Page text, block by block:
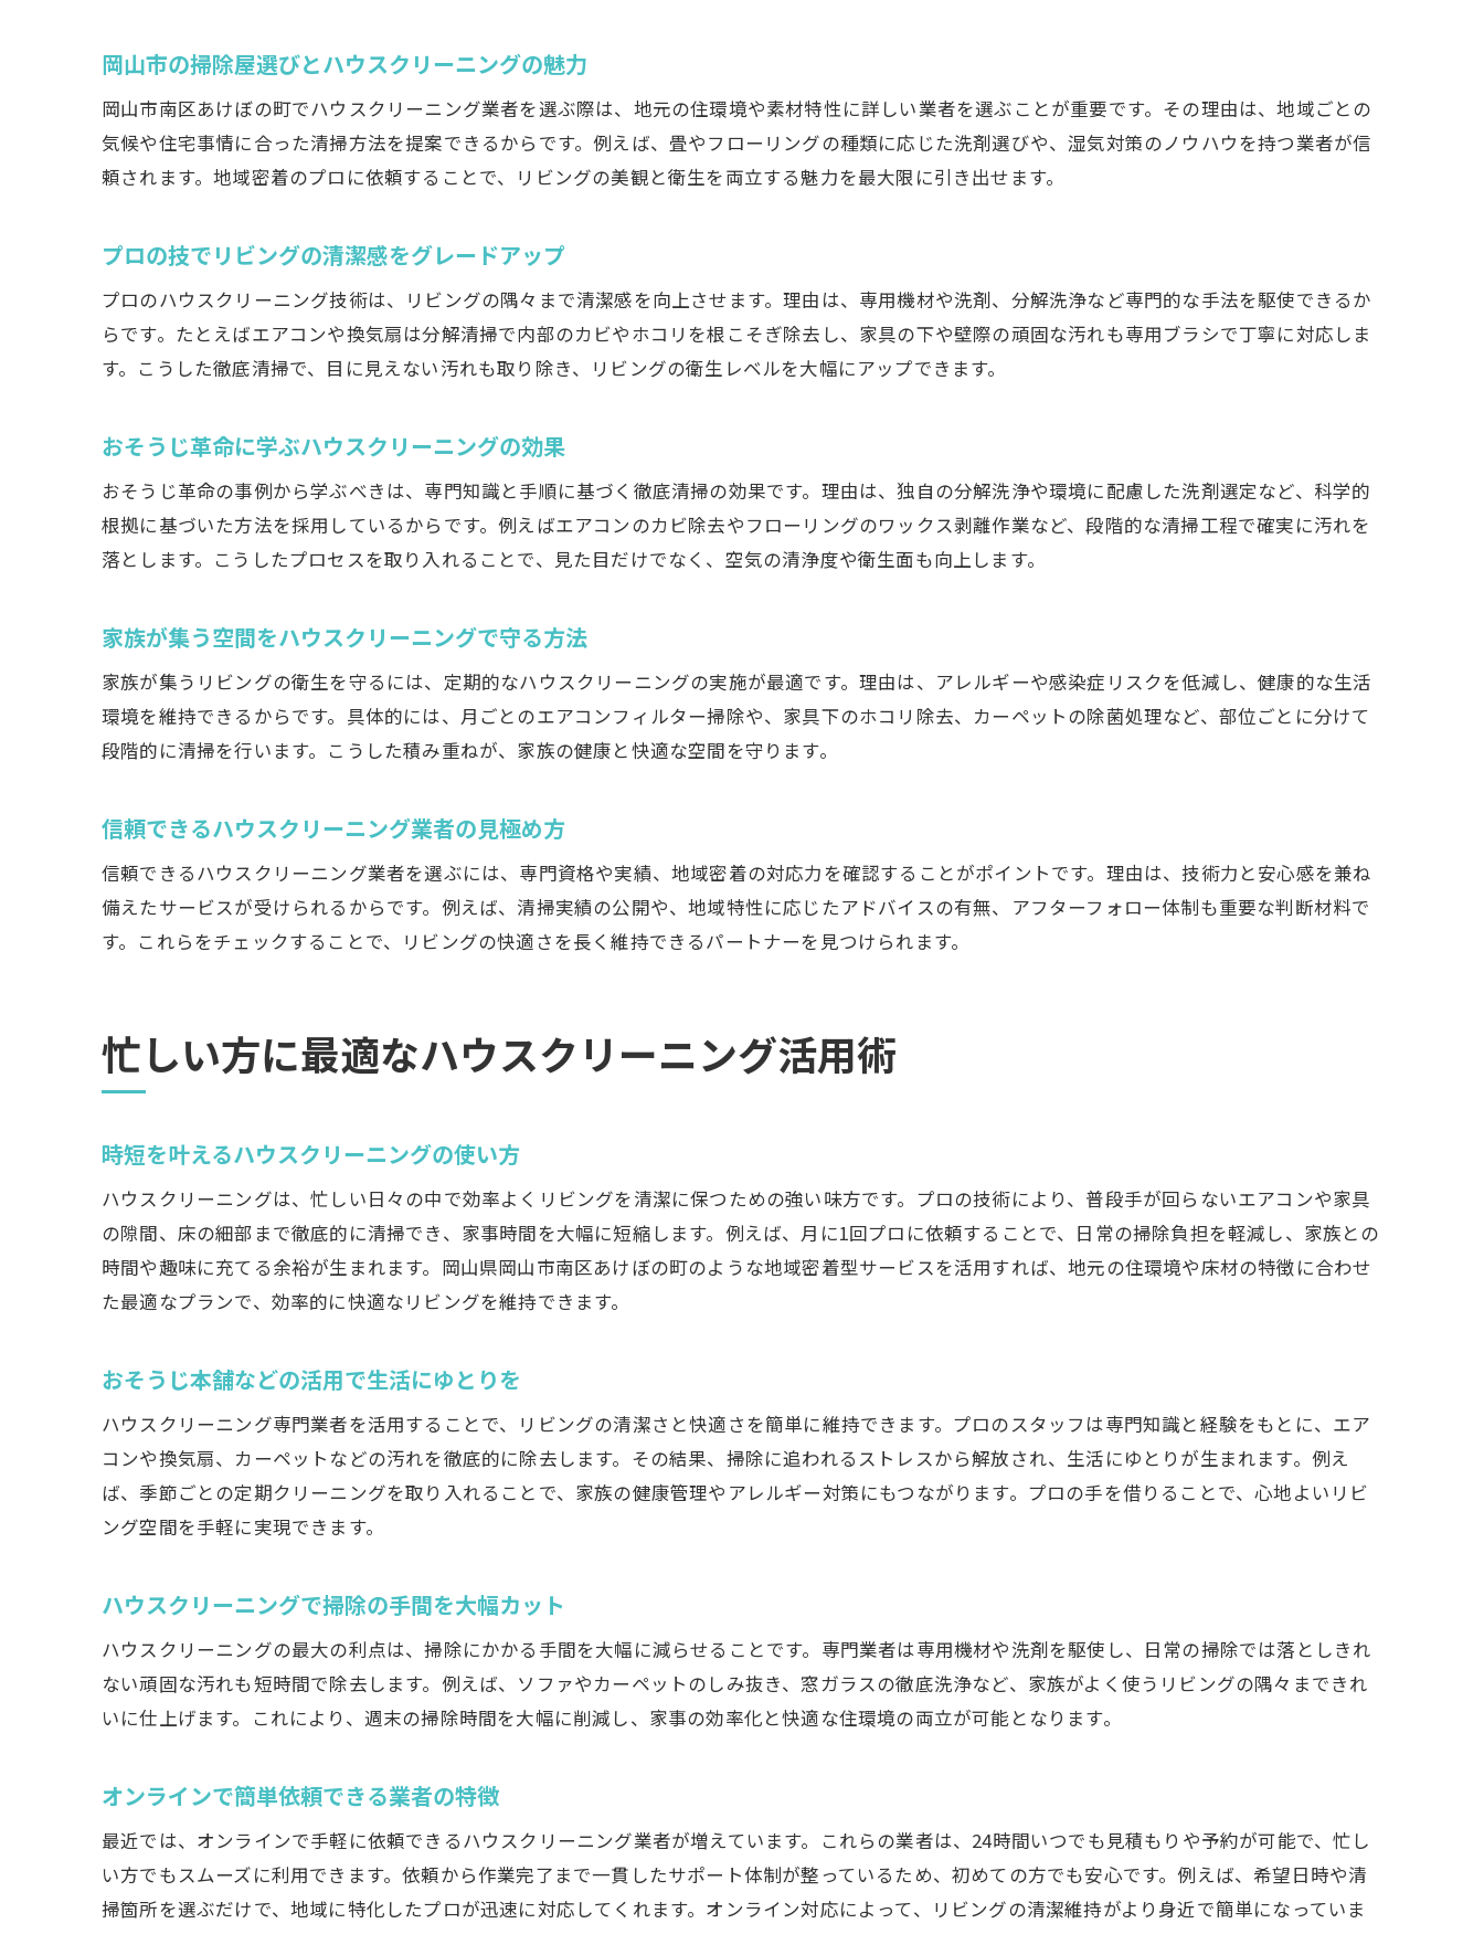
プロによる徹底清掃で家族が快適な空間へ
ハウスクリーニングで見落としがちな汚れ対策
サニクリーンの技術で清潔なリビングを実現
家具移動や細部まで行き届く掃除が魅力
徹底清掃がもたらす空気の質向上効果
ハウスクリーニングなら掃除ストレスも解消
掃除の負担を減らすハウスクリーニング活用法
まるごとプランでリビングが生まれ変わる理由
おそうじ革命のサービスでラク家事実現
プロの手で難しい部分もすっきり解消
ハウスクリーニングの専門技術が光る瞬間
業務用エアコンクリーニングで空気も爽やかに
プロが教えるリビング徹底清掃のコツ
細部まで磨き上げるハウスクリーニングの魅力
エアコンや換気扇も安心のプロ清掃体験
エアコンクリーニングで快適な空気環境を維持
換気扇の徹底清掃でリビングも清潔長持ち
ハウスクリーニングでアレルギー対策も万全
アレルギー予防に役立つハウスクリーニング
子育て家庭が選ぶ安心クリーニングサービス
エコ洗浄や抗菌仕上げで子どもも安心
快適な暮らしを支えるハウスクリーニングの魅力
ハウスクリーニングで実感する暮らしの変化
快適リビングを長持ちさせるプロのサポート
プロによる定期的な清掃がもたらす安心感
岡山市の掃除屋選びとハウスクリーニングの魅力
岡山市南区あけぼの町でハウスクリーニング業者を選ぶ際は、地元の住環境や素材特性に詳しい業者を選ぶことが重要です。その理由は、地域ごとの
気候や住宅事情に合った清掃方法を提案できるからです。例えば、畳やフローリングの種類に応じた洗剤選びや、湿気対策のノウハウを持つ業者が信
頼されます。地域密着のプロに依頼することで、リビングの美観と衛生を両立する魅力を最大限に引き出せます。
プロの技でリビングの清潔感をグレードアップ
プロのハウスクリーニング技術は、リビングの隅々まで清潔感を向上させます。理由は、専用機材や洗剤、分解洗浄など専門的な手法を駆使できるか
らです。たとえばエアコンや換気扇は分解清掃で内部のカビやホコリを根こそぎ除去し、家具の下や壁際の頑固な汚れも専用ブラシで丁寧に対応しま
す。こうした徹底清掃で、目に見えない汚れも取り除き、リビングの衛生レベルを大幅にアップできます。
おそうじ革命に学ぶハウスクリーニングの効果
おそうじ革命の事例から学ぶべきは、専門知識と手順に基づく徹底清掃の効果です。理由は、独自の分解洗浄や環境に配慮した洗剤選定など、科学的
根拠に基づいた方法を採用しているからです。例えばエアコンのカビ除去やフローリングのワックス剥離作業など、段階的な清掃工程で確実に汚れを
落とします。こうしたプロセスを取り入れることで、見た目だけでなく、空気の清浄度や衛生面も向上します。
家族が集う空間をハウスクリーニングで守る方法
家族が集うリビングの衛生を守るには、定期的なハウスクリーニングの実施が最適です。理由は、アレルギーや感染症リスクを低減し、健康的な生活
環境を維持できるからです。具体的には、月ごとのエアコンフィルター掃除や、家具下のホコリ除去、カーペットの除菌処理など、部位ごとに分けて
段階的に清掃を行います。こうした積み重ねが、家族の健康と快適な空間を守ります。
信頼できるハウスクリーニング業者の見極め方
信頼できるハウスクリーニング業者を選ぶには、専門資格や実績、地域密着の対応力を確認することがポイントです。理由は、技術力と安心感を兼ね
備えたサービスが受けられるからです。例えば、清掃実績の公開や、地域特性に応じたアドバイスの有無、アフターフォロー体制も重要な判断材料で
す。これらをチェックすることで、リビングの快適さを長く維持できるパートナーを見つけられます。
忙しい方に最適なハウスクリーニング活用術
時短を叶えるハウスクリーニングの使い方
ハウスクリーニングは、忙しい日々の中で効率よくリビングを清潔に保つための強い味方です。プロの技術により、普段手が回らないエアコンや家具
の隙間、床の細部まで徹底的に清掃でき、家事時間を大幅に短縮します。例えば、月に1回プロに依頼することで、日常の掃除負担を軽減し、家族との
時間や趣味に充てる余裕が生まれます。岡山県岡山市南区あけぼの町のような地域密着型サービスを活用すれば、地元の住環境や床材の特徴に合わせ
た最適なプランで、効率的に快適なリビングを維持できます。
おそうじ本舗などの活用で生活にゆとりを
ハウスクリーニング専門業者を活用することで、リビングの清潔さと快適さを簡単に維持できます。プロのスタッフは専門知識と経験をもとに、エア
コンや換気扇、カーペットなどの汚れを徹底的に除去します。その結果、掃除に追われるストレスから解放され、生活にゆとりが生まれます。例え
ば、季節ごとの定期クリーニングを取り入れることで、家族の健康管理やアレルギー対策にもつながります。プロの手を借りることで、心地よいリビ
ング空間を手軽に実現できます。
ハウスクリーニングで掃除の手間を大幅カット
ハウスクリーニングの最大の利点は、掃除にかかる手間を大幅に減らせることです。専門業者は専用機材や洗剤を駆使し、日常の掃除では落としきれ
ない頑固な汚れも短時間で除去します。例えば、ソファやカーペットのしみ抜き、窓ガラスの徹底洗浄など、家族がよく使うリビングの隅々まできれ
いに仕上げます。これにより、週末の掃除時間を大幅に削減し、家事の効率化と快適な住環境の両立が可能となります。
オンラインで簡単依頼できる業者の特徴
最近では、オンラインで手軽に依頼できるハウスクリーニング業者が増えています。これらの業者は、24時間いつでも見積もりや予約が可能で、忙し
い方でもスムーズに利用できます。依頼から作業完了まで一貫したサポート体制が整っているため、初めての方でも安心です。例えば、希望日時や清
掃箇所を選ぶだけで、地域に特化したプロが迅速に対応してくれます。オンライン対応によって、リビングの清潔維持がより身近で簡単になっていま